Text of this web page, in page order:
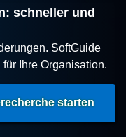
schneller und
SoftGuide
Ihre Organisation.
starten